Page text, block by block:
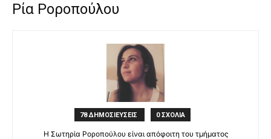
Ρία Ροροπούλου
78 ΔΗΜΟΣΙΕΥΣΕΙΣ 0 ΣΧΟΛΙΑ
Η Σωτηρία Ροροπούλου είναι απόφοιτη του τμήματος